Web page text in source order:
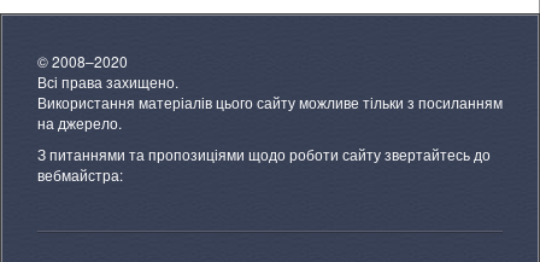
© 2008–2020
Всі права захищено.
Використання матеріалів цього сайту можливе тільки з посиланням
на джерело.
З питаннями та пропозиціями щодо роботи сайту звертайтесь до
вебмайстра: